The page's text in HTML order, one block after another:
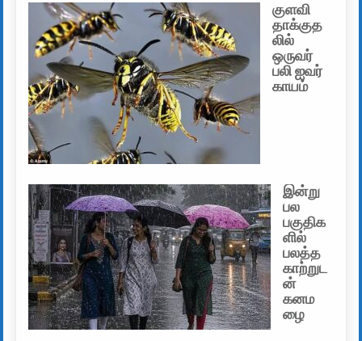
குளவி
தாக்குத
லில்
ஒருவர்
பலி ஐவர்
காயம்
இன்று
பல
பகுதிக
ளில்
பலத்த
காற்றுட
ன்
கனம
ழை